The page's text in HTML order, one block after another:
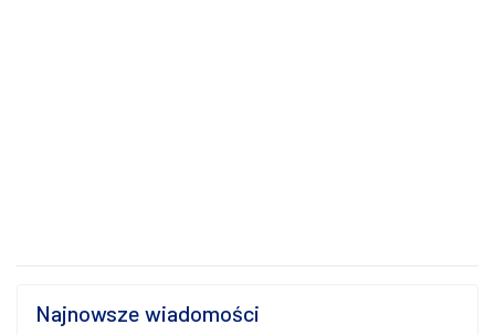
Najnowsze wiadomości